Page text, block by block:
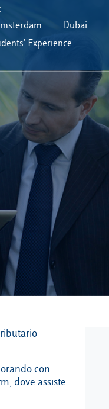
Dubai
Experience
con
dove assiste